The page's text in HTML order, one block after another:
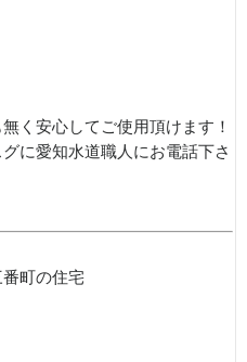
く安心してご使用頂けます！
に愛知水道職人にお電話下さ
番町の住宅